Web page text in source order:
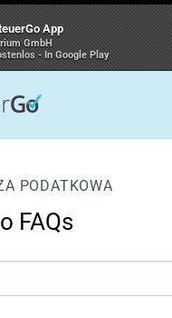
App
GmbH
- In Google Play
PODATKOWA
FAQs